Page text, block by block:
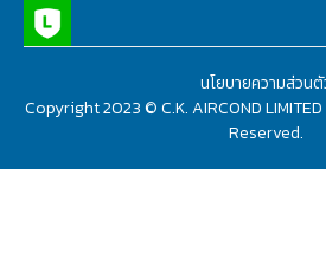
Copyright 2023 © C.K. AIRCOND
Reserved.
นโยบายความส่วน